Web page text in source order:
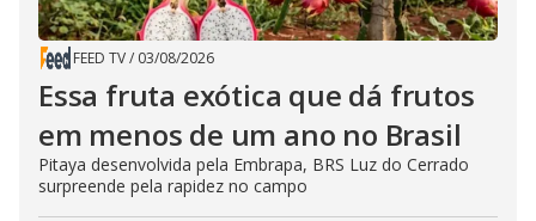
FEED TV/ 03/08/2026
Essa fruta exótica que dá frutos
em menos de um ano no Brasil
Pitaya desenvolvida pela Embrapa, BRS Luz do Cerrado
surpreende pela rapidez no campo